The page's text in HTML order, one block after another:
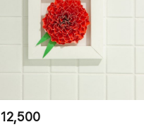
12,500